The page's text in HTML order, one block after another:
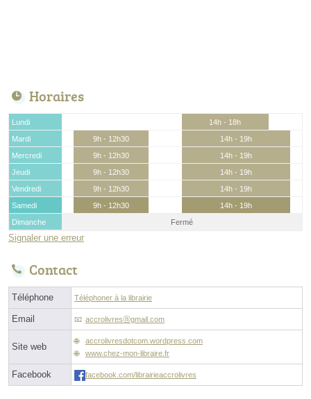
Horaires
Lundi
14h - 18h
Mardi
9h - 12h30
14h - 19h
Mercredi
9h - 12h30
14h - 19h
Jeudi
9h - 12h30
14h - 19h
Vendredi
9h - 12h30
14h - 19h
Samedi
9h - 12h30
14h - 19h
Dimanche
Fermé
Signaler une erreur
Contact
Téléphone Téléphoner à la librairie
Email accrolivresⓐgmail.com
Site web
accrolivresdotcom.wordpress.com
www.chez-mon-libraire.fr
Facebook facebook.com/librairieaccrolivres